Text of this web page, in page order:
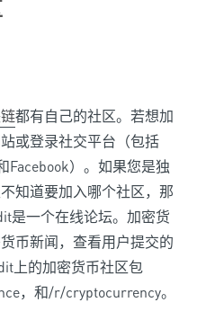
都有自己的社区。若想加
或登录社交平台（包括
Facebook）。如果您是独
知道要加入哪个社区，那
是一个在线论坛。加密货
币新闻，查看用户提交的
上的加密货币社区包
，和/r/cryptocurrency。